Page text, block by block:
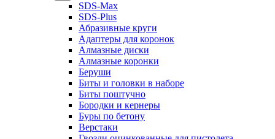
SDS-Max
SDS-Plus
Абразивные круги
Адаптеры для коронок
Алмазные диски
Алмазные коронки
Беруши
Биты и головки в наборе
Биты поштучно
Бородки и кернеры
Буры по бетону
Верстаки